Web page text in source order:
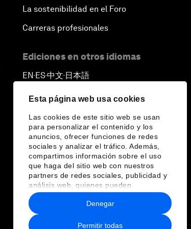
Esta página web usa cookies
Las cookies de este sitio web se usan
para personalizar el contenido y los
anuncios, ofrecer funciones de redes
sociales y analizar el tráfico. Además,
compartimos información sobre el uso
que haga del sitio web con nuestros
partners de redes sociales, publicidad y
análisis web, quienes pueden
combinarla con otra información que les
haya proporcionado o que hayan
recopilado a partir del uso que haya
hecho de sus servicios.
Permitir todas
Denegar
La sostenibilidad en el Foro
Carreras profesionales
Ediciones en otros idiomas
EN ▪ ES▪中文▪ 日本語